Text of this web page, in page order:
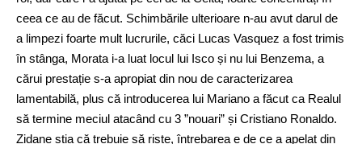
ceea ce au de făcut. Schimbările ulterioare n-au avut darul de
a limpezi foarte mult lucrurile, căci Lucas Vasquez a fost trimis
în stânga, Morata i-a luat locul lui Isco și nu lui Benzema, a
cărui prestație s-a apropiat din nou de caracterizarea
lamentabilă, plus că introducerea lui Mariano a făcut ca Realul
să termine meciul atacând cu 3 ”nouari” și Cristiano Ronaldo.
Zidane știa că trebuie să riște, întrebarea e de ce a apelat din